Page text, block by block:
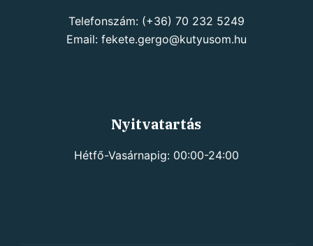
Telefonszám: (+36) 70 232 5249
Email: fekete.gergo@kutyusom.hu
Nyitvatartás
Hétfő-Vasárnapig: 00:00-24:00